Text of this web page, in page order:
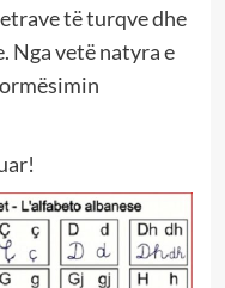
të turqve dhe
vetë natyra e